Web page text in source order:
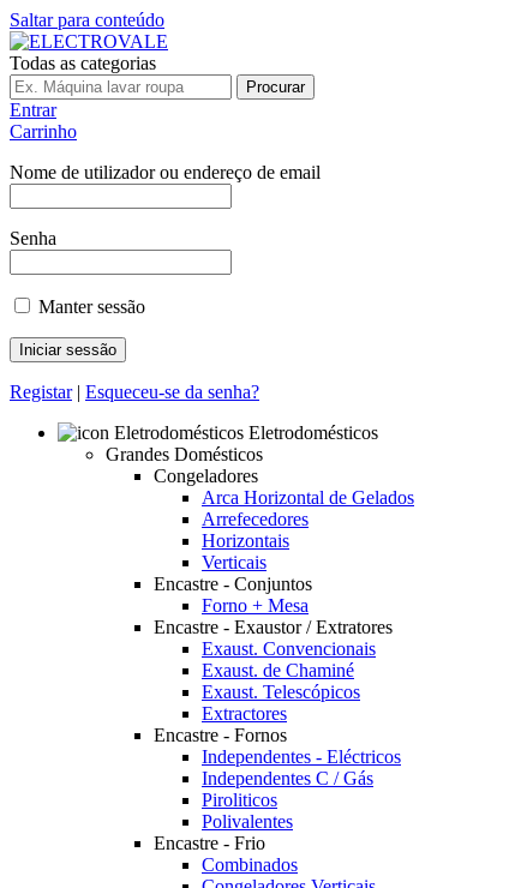
Saltar para conteúdo
Todas as categorias
Procurar
Entrar
Carrinho
Nome de utilizador ou endereço de email
Senha
Manter sessão
Registar| Esqueceu-se da senha?
Eletrodomésticos
Grandes Domésticos
Congeladores
Arca Horizontal de Gelados
Arrefecedores
Horizontais
Verticais
Encastre - Conjuntos
Forno + Mesa
Encastre - Exaustor / Extratores
Exaust. Convencionais
Exaust. de Chaminé
Exaust. Telescópicos
Extractores
Encastre - Fornos
Independentes - Eléctricos
Independentes C / Gás
Piroliticos
Polivalentes
Encastre - Frio
Combinados